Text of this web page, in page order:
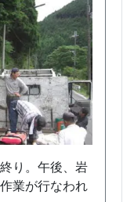
り。午後、岩
業が行なわれ